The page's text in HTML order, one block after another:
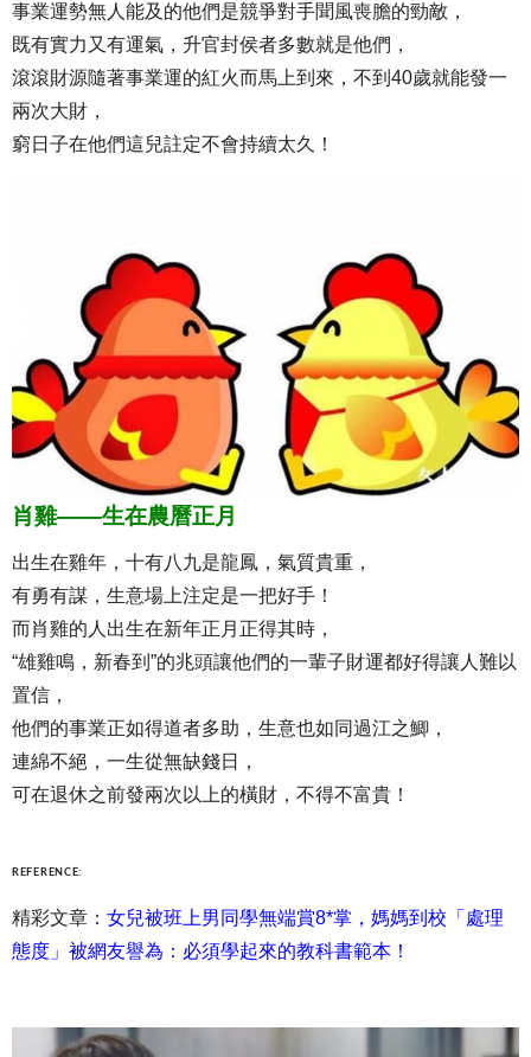
事業運勢無人能及的他們是競爭對手聞風喪膽的勁敵，
既有實力又有運氣，升官封侯者多數就是他們，
滾滾財源隨著事業運的紅火而馬上到來，不到40歲就能發一
兩次大財，
窮日子在他們這兒註定不會持續太久！
肖雞——生在農曆正月
出生在雞年，十有八九是龍鳳，氣質貴重，
有勇有謀，生意場上注定是一把好手！
而肖雞的人出生在新年正月正得其時，
“雄雞鳴，新春到”的兆頭讓他們的一輩子財運都好得讓人難以
置信，
他們的事業正如得道者多助，生意也如同過江之鯽，
連綿不絕，一生從無缺錢日，
可在退休之前發兩次以上的橫財，不得不富貴！
REFERENCE:
精彩文章： 女兒被班上男同學無端賞8*掌，媽媽到校「處理
態度」被網友譽為：必須學起來的教科書範本！